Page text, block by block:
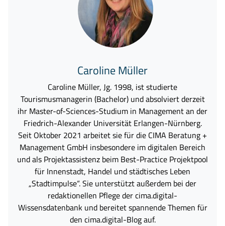
Caroline Müller
Caroline Müller, Jg. 1998, ist studierte
Tourismusmanagerin (Bachelor) und absolviert derzeit
ihr Master-of-Sciences-Studium in Management an der
Friedrich-Alexander Universität Erlangen-Nürnberg.
Seit Oktober 2021 arbeitet sie für die CIMA Beratung +
Management GmbH insbesondere im digitalen Bereich
und als Projektassistenz beim Best-Practice Projektpool
für Innenstadt, Handel und städtisches Leben
„Stadtimpulse“. Sie unterstützt außerdem bei der
redaktionellen Pflege der cima.digital-
Wissensdatenbank und bereitet spannende Themen für
den cima.digital-Blog auf.